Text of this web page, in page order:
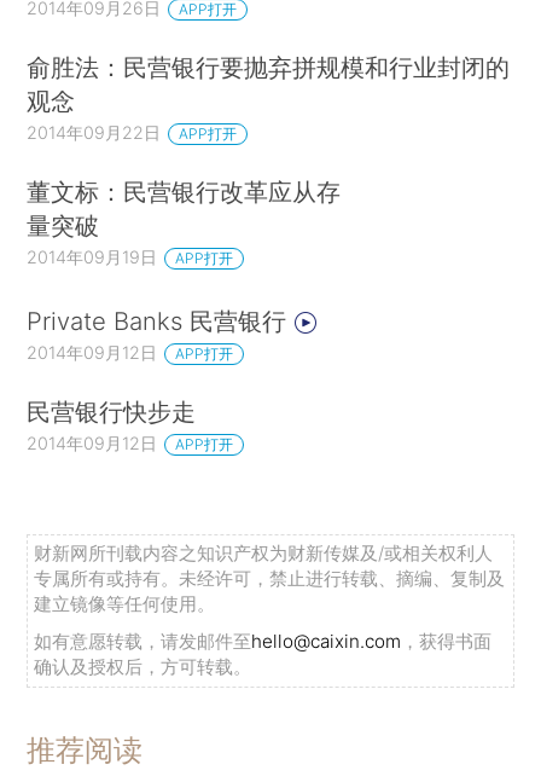
2014年09月26日 APP打开
俞胜法：民营银行要抛弃拼规模和行业封闭的
观念
2014年09月22日 APP打开
董文标：民营银行改革应从存
量突破
2014年09月19日 APP打开
Private Banks 民营银行
2014年09月12日 APP打开
民营银行快步走
2014年09月12日 APP打开
财新网所刊载内容之知识产权为财新传媒及/或相关权利人
专属所有或持有。未经许可，禁止进行转载、摘编、复制及
建立镜像等任何使用。
如有意愿转载，请发邮件至hello@caixin.com ，获得书面
确认及授权后，方可转载。
推荐阅读